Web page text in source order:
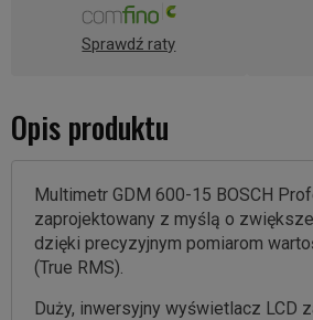
Sprawdź raty
Opis produktu
Multimetr GDM 600-15 BOSCH
zaprojektowany z myślą o
dzięki precyzyjnym pomiarom
(True RMS).
Duży, inwersyjny wyświetlacz LCD